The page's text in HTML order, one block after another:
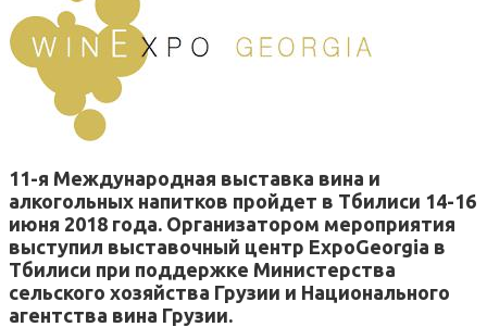
11-я Международная выставка вина и
алкогольных напитков пройдет в Тбилиси 14-16
июня 2018 года. Организатором мероприятия
выступил выставочный центр ExpoGeorgia в
Тбилиси при поддержке Министерства
сельского хозяйства Грузии и Национального
агентства вина Грузии.